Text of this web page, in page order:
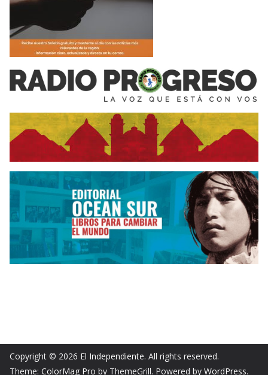
Copyright © 2026 El Independiente. All rights reserved.
Theme: ColorMag Pro by ThemeGrill. Powered by WordPress.